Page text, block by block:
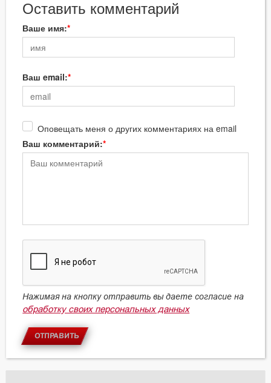
Оставить комментарий
Ваше имя:
Ваш email:
Оповещать меня о других комментариях на email
Ваш комментарий:
Нажимая на кнопку отправить вы даете согласие на
обработку своих персональных данных
ОТПРАВИТЬ